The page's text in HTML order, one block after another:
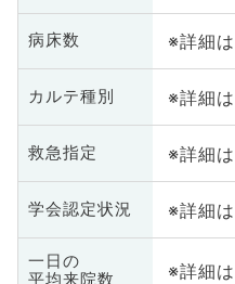
病床数 ※詳細
カルテ種別 ※詳細
救急指定 ※詳細
学会認定状況 ※詳細
一日の
※詳細